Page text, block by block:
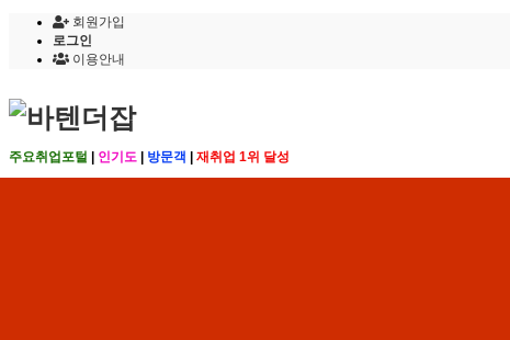
회원가입
로그인
이용안내
주요취업포털 인기도 방문객 재취업 1위 달성